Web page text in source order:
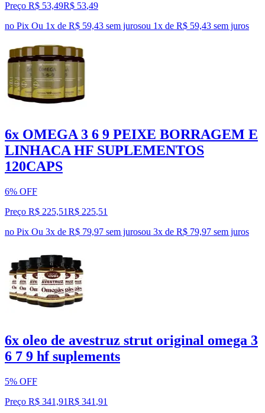
Preço R$ 53,49R$ 53,49
no Pix Ou 1x de R$ 59,43 sem jurosou 1x de R$ 59,43 sem juros
6x OMEGA 3 6 9 PEIXE BORRAGEM E
LINHACA HF SUPLEMENTOS
120CAPS
6% OFF
Preço R$ 225,51R$ 225,51
no Pix Ou 3x de R$ 79,97 sem jurosou 3x de R$ 79,97 sem juros
6x oleo de avestruz strut original omega 3
6 7 9 hf suplements
5% OFF
Preço R$ 341,91R$ 341 ,91